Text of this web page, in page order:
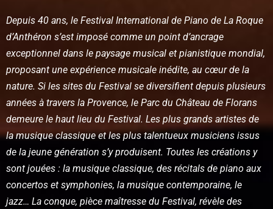
Depuis 40 ans, le Festival International de Piano de La Roque
d’Anthéron s’est imposé comme un point d’ancrage
exceptionnel dans le paysage musical et pianistique mondial,
proposant une expérience musicale inédite, au cœur de la
nature. Si les sites du Festival se diversifient depuis plusieurs
années à travers la Provence, le Parc du Château de Florans
demeure le haut lieu du Festival. Les plus grands artistes de
la musique classique et les plus talentueux musiciens issus
de la jeune génération s’y produisent. Toutes les créations y
sont jouées : la musique classique, des récitals de piano aux
concertos et symphonies, la musique contemporaine, le
jazz… La conque, pièce maîtresse du Festival, révèle des